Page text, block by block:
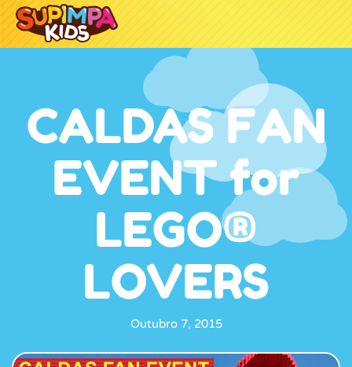
CALDAS FAN
EVENT for
LEGO®
LOVERS
Outubro 7, 2015